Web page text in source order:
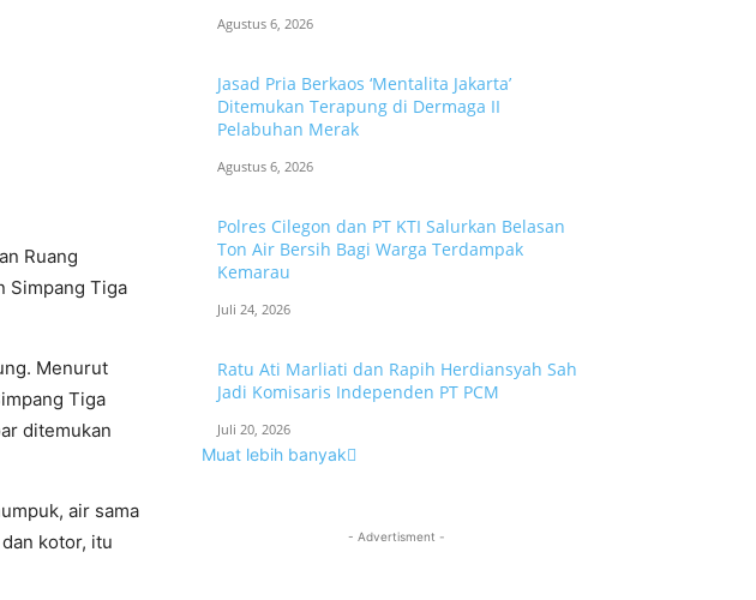
Ruang
Simpang Tiga
Menurut
Tiga
ditemukan
air sama
kotor, itu
Agustus 6, 2026
Jasad Pria Berkaos ‘Mentalita Jakarta’
Ditemukan Terapung di Dermaga II
Pelabuhan Merak
Agustus 6, 2026
Polres Cilegon dan PT KTI Salurkan Belasan
Ton Air Bersih Bagi Warga Terdampak
Kemarau
Juli 24, 2026
Ratu Ati Marliati dan Rapih Herdiansyah Sah
Jadi Komisaris Independen PT PCM
Juli 20, 2026
Muat lebih banyak
- Advertisment -